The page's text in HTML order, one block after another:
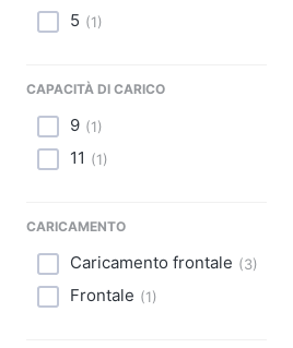
5 (1)
CAPACITÀ DI CARICO
9 (1)
11 (1)
CARICAMENTO
Caricamento frontale (3)
Frontale (1)